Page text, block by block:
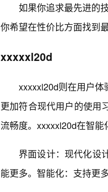
如果你追求最先进的
你希望在性价比方面找到
xxxxxl20d
xxxxxl20d则在用户体
更加符合现代用户的使用
流畅度。xxxxxl20d在智能
界面设计：现代化设
能更多。智能化：支持更